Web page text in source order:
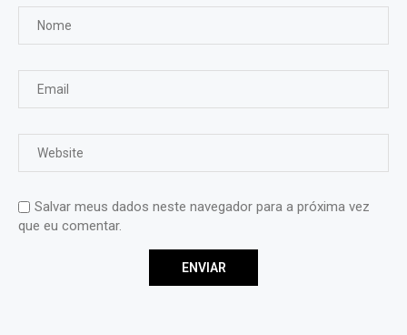
Salvar meus dados neste navegador para a próxima vez
que eu comentar.